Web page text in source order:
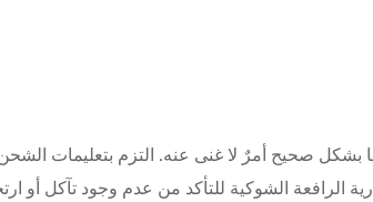
بشكل صحيح أمرٌ لا غنى عنه. التزم بتعليمات
الشوكية للتأكد من عدم وجود تآكل أو